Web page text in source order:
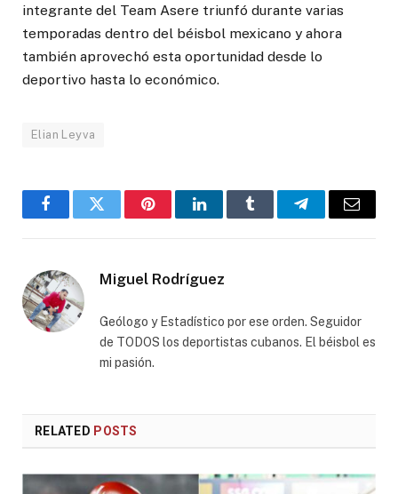
integrante del Team Asere triunfó durante varias
temporadas dentro del béisbol mexicano y ahora
también aprovechó esta oportunidad desde lo
deportivo hasta lo económico.
Elian Leyva
FacebookTwitter PinterestLinkedInTumblr TelegramEmail
Miguel Rodríguez
Geólogo y Estadístico por ese orden. Seguidor
de TODOS los deportistas cubanos. El béisbol es
mi pasión.
RELATED POSTS